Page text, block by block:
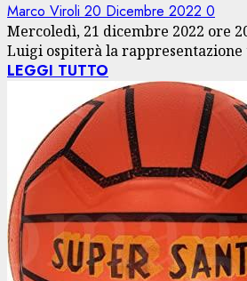
Marco Viroli 20 Dicembre 2022 0
Mercoledì, 21 dicembre 2022 ore
Luigi ospiterà la rappresentazione
LEGGI TUTTO